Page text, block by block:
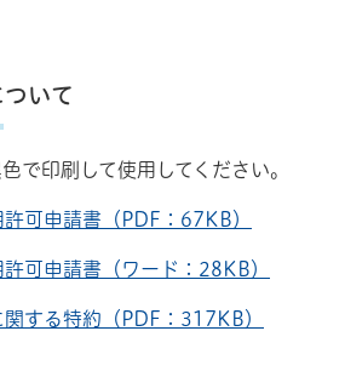
いて
で印刷して使用してください。
可申請書（PDF：67KB）
可申請書（ワード：28KB）
する特約（PDF：317KB）